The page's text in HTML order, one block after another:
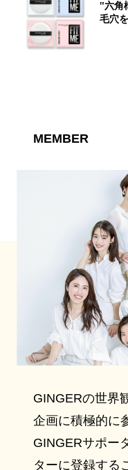
‟六角
毛穴
MEMBER
GINGERの世界
企画に積極的に
GINGERサポー
ターに登録する